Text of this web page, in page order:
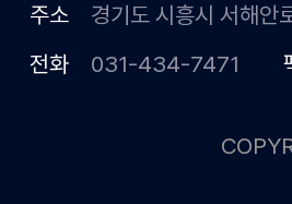
주소
경기도 시흥시 서해
전화
031-434-7471